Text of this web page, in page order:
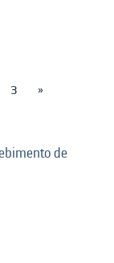
3 »
de